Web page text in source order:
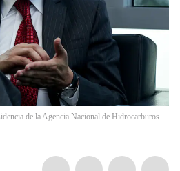
de la Agencia Nacional de Hidrocarburos.